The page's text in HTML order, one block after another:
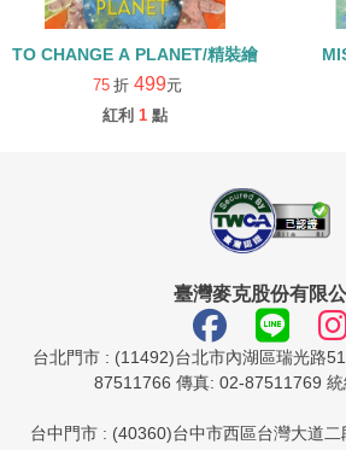
TO CHANGE A PLANET/精裝繪本
75 折 499元
紅利 1 點
臺灣麥克股份有限
台北門市 : (11492)台北市內湖區瑞光路
87511766 傳真: 02-87511769
台中門市 : (40360)台中市西區台灣大道